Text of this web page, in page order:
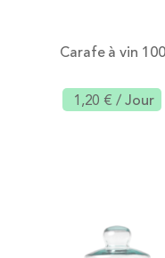
Carafe à vin
1,20 € / Jour